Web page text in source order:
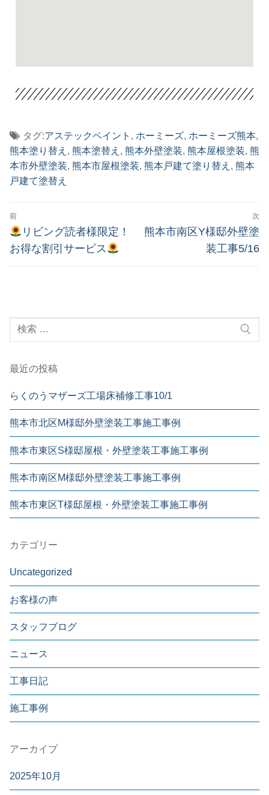
タグ:アステックペイント , ホーミーズ, ホーミーズ熊本,
熊本塗り替え , 熊本塗替え , 熊本外壁塗装, 熊本屋根塗装, 熊
本市外壁塗装, 熊本市屋根塗装, 熊本戸建て塗り替え , 熊本
戸建て塗替え
前
リビング読者様限定！
お得な割引サービス
次
熊本市南区Y様邸外壁塗
装工事5/16
最近の投稿
らくのうマザーズ工場床補修工事10/1
熊本市北区M様邸外壁塗装工事施工事例
熊本市東区S様邸屋根・外壁塗装工事施工事例
熊本市南区M様邸外壁塗装工事施工事例
熊本市東区T様邸屋根・外壁塗装工事施工事例
カテゴリー
Uncategorized
お客様の声
スタッフブログ
ニュース
工事日記
施工事例
アーカイブ
2025年10月